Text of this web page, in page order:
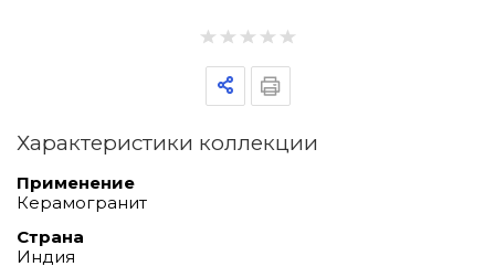
Характеристики коллекции
Применение
Керамогранит
Страна
Индия